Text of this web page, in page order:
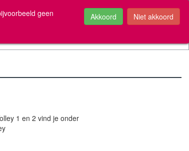
geen
1 en 2 vind je onder